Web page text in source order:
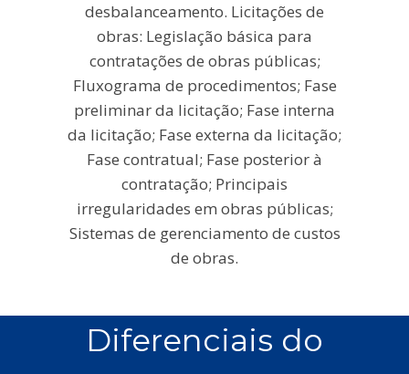
desbalanceamento. Licitações de
obras: Legislação básica para
contratações de obras públicas;
Fluxograma de procedimentos; Fase
preliminar da licitação; Fase interna
da licitação; Fase externa da licitação;
Fase contratual; Fase posterior à
contratação; Principais
irregularidades em obras públicas;
Sistemas de gerenciamento de custos
de obras.
Diferenciais do